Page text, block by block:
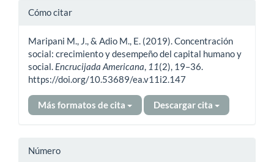
Detalles
artículo
Cómo citar
Maripani M., J., & Adio M., E. (2019). Concentración
social: crecimiento y desempeño del capital humano y
social. Encrucijada Americana, 11(2), 19–36.
https://doi.org/10.53689/ea.v11i2.147
Más formatos de cita Descargar cita
Número